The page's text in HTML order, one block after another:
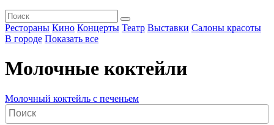
Рестораны Кино Концерты Театр Выставки Салоны красоты
В городе Показать все
Молочные коктейли
Молочный коктейль с печеньем